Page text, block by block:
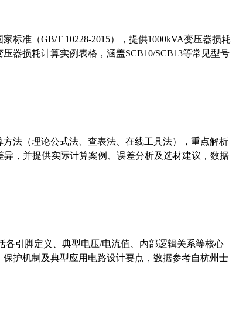
标准（GB/T 10228-2015），提供1000kVA变压器损耗
器损耗计算实例表格，涵盖SCB10/SCB13等常见型号
法（理论公式法、查表法、在线工具法），重点解析
异，并提供实际计算案例、误差分析及选材建议，数据
各引脚定义、典型电压/电流值、内部逻辑关系等核心
护机制及典型应用电路设计要点，数据参考自杭州士